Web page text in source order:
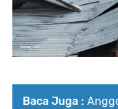
Baca Juga :